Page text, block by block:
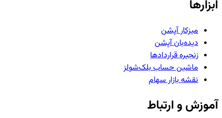
ابزارها
میزکار آپشن
دیده‌بان آپشن
زنجیره قراردادها
ماشین حساب بلک‌شولز
نقشه بازار سهام
آموزش و ارتباط